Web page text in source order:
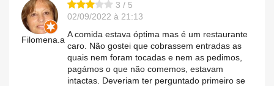
Filomena.a
3 / 5
02/09/2022 à 21:13
A comida estava óptima mas é um restaurante
caro. Não gostei que cobrassem entradas as
quais nem foram tocadas e nem as pedimos,
pagámos o que não comemos, estavam
intactas. Deveriam ter perguntado primeiro se